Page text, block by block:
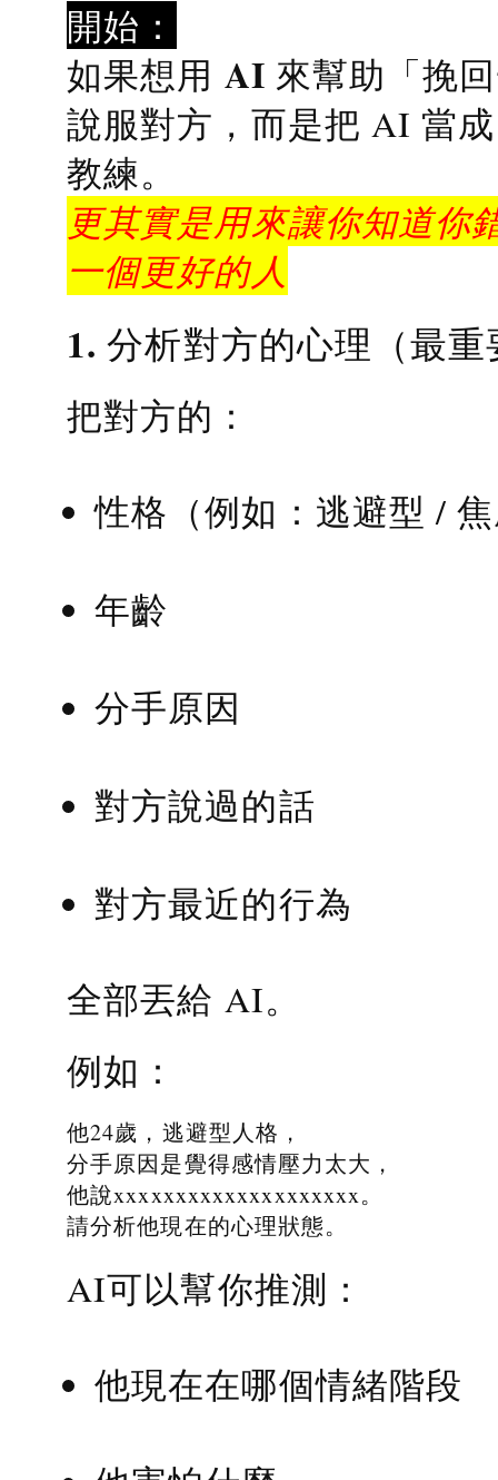
開始：
如果想用 AI 來幫助「挽
說服對方，而是把 AI 當
教練。
更其實是用來讓你知道你
一個更好的人
1. 分析對方的心理（最
把對方的：
性格（例如：逃避型 /
年齡
分手原因
對方說過的話
對方最近的行為
全部丟給 AI。
例如：
他24歲，逃避型人格，
分手原因是覺得感情壓力太大，
他說xxxxxxxxxxxxxxxxxxxx。
請分析他現在的心理狀態。
AI可以幫你推測：
他現在在哪個情緒階段